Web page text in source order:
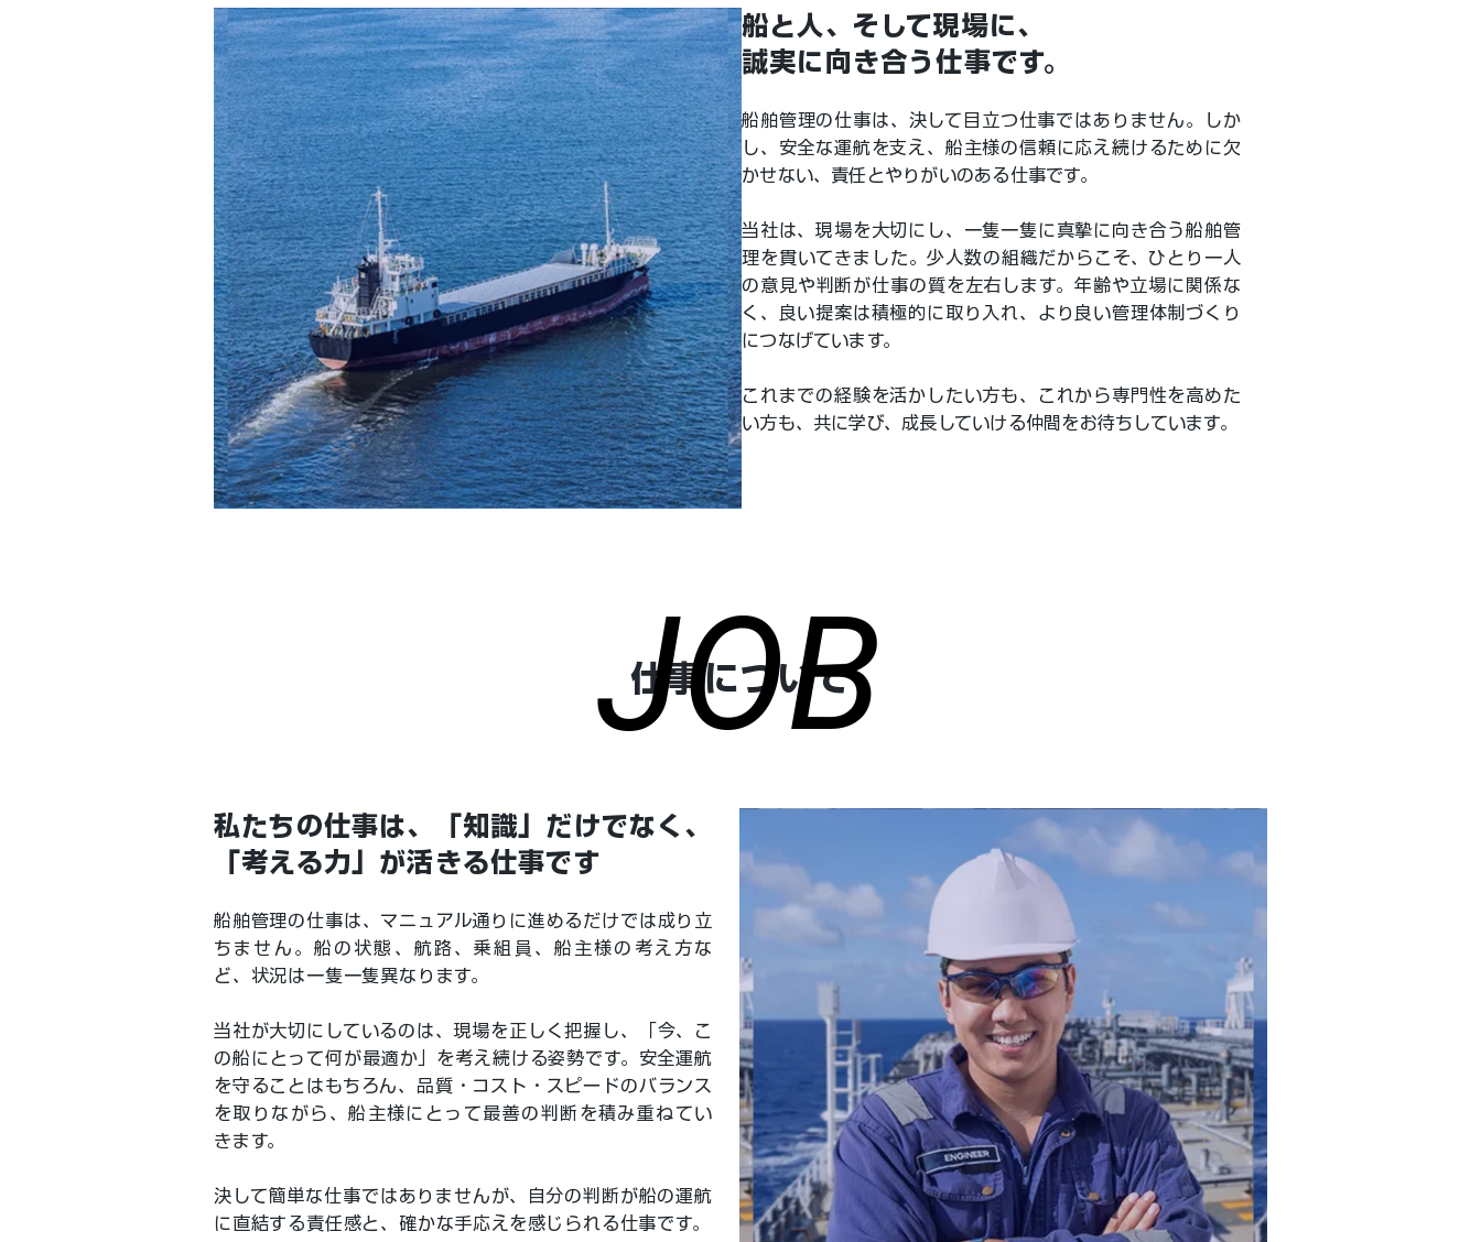
船と人、そして現場に、
誠実に向き合う仕事です。
船舶管理の仕事は、決して目立つ仕事ではありません。しか
し、安全な運航を支え、船主様の信頼に応え続けるために欠
かせない、責任とやりがいのある仕事です。
当社は、現場を大切にし、一隻一隻に真摯に向き合う船舶管
理を貫いてきました。少人数の組織だからこそ、ひとり一人
の意見や判断が仕事の質を左右します。年齢や立場に関係な
く、良い提案は積極的に取り入れ、より良い管理体制づくり
につなげています。
これまでの経験を活かしたい方も、これから専門性を高めた
い方も、共に学び、成長していける仲間をお待ちしています。
仕事について
JOB
JOB
私たちの仕事は、「知識」だけでなく、
「考える力」が活きる仕事です
船舶管理の仕事は、マニュアル通りに進めるだけでは成り立
ちません。船の状態、航路、乗組員、船主様の考え方な
ど、状況は一隻一隻異なります。
当社が大切にしているのは、現場を正しく把握し、「今、こ
の船にとって何が最適か」を考え続ける姿勢です。安全運航
を守ることはもちろん、品質・コスト・スピードのバランス
を取りながら、船主様にとって最善の判断を積み重ねてい
きます。
決して簡単な仕事ではありませんが、自分の判断が船の運航
に直結する責任感と、確かな手応えを感じられる仕事です。